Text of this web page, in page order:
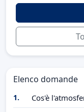
Elenco domande
1.
Cos'è